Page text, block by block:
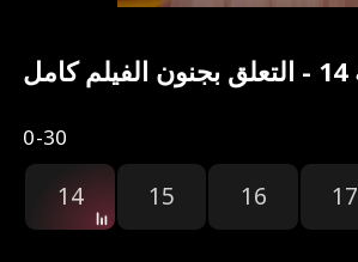
0-30
14 15 16 17